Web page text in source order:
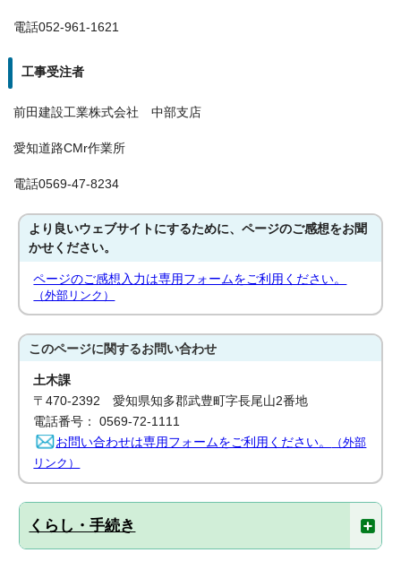
電話052-961-1621
工事受注者
前田建設工業株式会社 中部支店
愛知道路CMr作業所
電話0569-47-8234
より良いウェブサイトにするために、ページのご感想をお聞
かせください。
ページのご感想入力は専用フォームをご利用ください。
（外部リンク）
このページに関するお問い合わせ
土木課
〒470-2392 愛知県知多郡武豊町字長尾山2番地
電話番号： 0569-72-1111
お問い合わせは専用フォームをご利用ください。
（外部
リンク）
くらし・手続き